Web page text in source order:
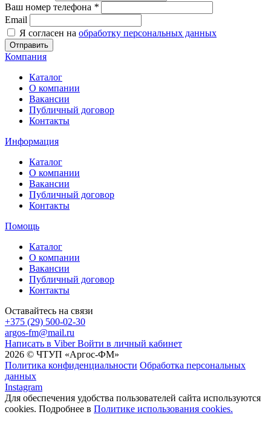
Ваш номер телефона *
Email
Я согласен на обработку персональных данных
Отправить
Компания
Каталог
О компании
Вакансии
Публичный договор
Контакты
Информация
Каталог
О компании
Вакансии
Публичный договор
Контакты
Помощь
Каталог
О компании
Вакансии
Публичный договор
Контакты
Оставайтесь на связи
+375 (29) 500-02-30
argos-fm@mail.ru
Написать в Viber Войти в личный кабинет
2026 © ЧТУП «Аргос-ФМ»
Политика конфиденциальности Обработка персональных
данных
Instagram
Для обеспечения удобства пользователей сайта используются
cookies. Подробнее в Политике использования cookies.